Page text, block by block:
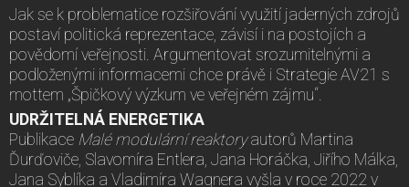
Jak se k problematice rozšiřování využití jaderných zdrojů
postaví politická reprezentace, závisí i na postojích a
povědomí veřejnosti. Argumentovat srozumitelnými a
podloženými informacemi chce právě i Strategie AV21 s
mottem „Špičkový výzkum ve veřejném zájmu“.
UDRŽITELNÁ ENERGETIKA
Publikace Malé modulární reaktoryautorů Martina
Ďurďoviče, Slavomíra Entlera, Jana Horáčka, Jiřího Málka,
Jana Syblíka a Vladimíra Wagnera vyšla v roce 2022 v